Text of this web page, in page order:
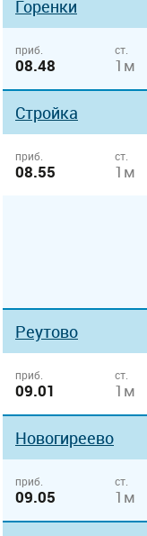
Горенки
приб.
08.48
ст.
1м
Стройка
приб.
08.55
ст.
1м
Реутово
приб.
09.01
ст.
1м
Новогиреево
приб.
09.05
ст.
1м